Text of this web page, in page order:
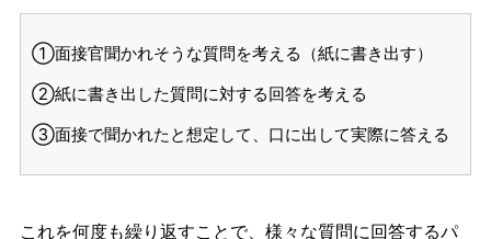
①面接官聞かれそうな質問を考える（紙に書き出す）
②紙に書き出した質問に対する回答を考える
③面接で聞かれたと想定して、口に出して実際に答える
これを何度も繰り返すことで、様々な質問に回答するパ